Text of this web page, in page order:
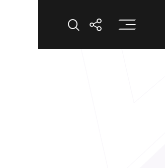
打开搜索打开分享打